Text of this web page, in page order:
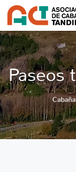
Paseos